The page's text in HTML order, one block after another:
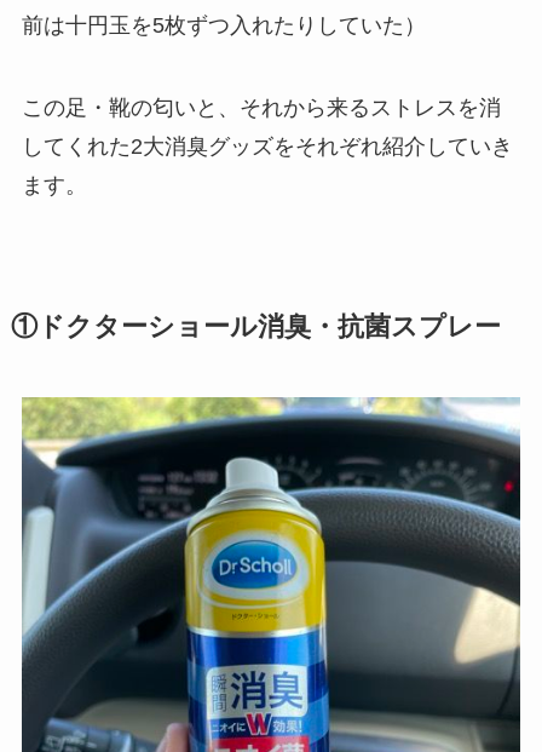
前は十円玉を5枚ずつ入れたりしていた）
この足・靴の匂いと、それから来るストレスを消
してくれた2大消臭グッズをそれぞれ紹介していき
ます。
①ドクターショール消臭・抗菌スプレー